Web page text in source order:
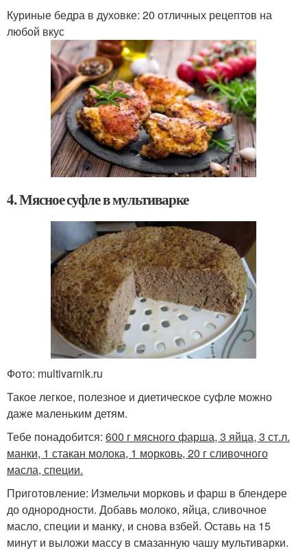
Куриные бедра в духовке: 20 отличных рецептов на
любой вкус
4. Мясное суфле в мультиварке
Фото: multivarnik.ru
Такое легкое, полезное и диетическое суфле можно
даже маленьким детям.
Тебе понадобится: 600 г мясного фарша, 3 яйца, 3 ст.л.
манки, 1 стакан молока, 1 морковь, 20 г сливочного
масла, специи.
Приготовление: Измельчи морковь и фарш в блендере
до однородности. Добавь молоко, яйца, сливочное
масло, специи и манку, и снова взбей. Оставь на 15
минут и выложи массу в смазанную чашу мультиварки.